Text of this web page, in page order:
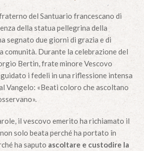
del Santuario francescano di
della statua pellegrina della
segnato due giorni di grazia e di
comunità. Durante la celebrazione del
Bertin, frate minore Vescovo
i fedeli in una riflessione intensa
Vangelo: «Beati coloro che ascoltano
il vescovo emerito ha richiamato il
solo beata perché ha portato in
ha saputo ascoltare e custodire la